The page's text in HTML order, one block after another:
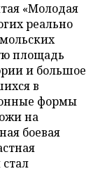
«Молодая
реально
площадь
и большое
в
формы
на
боевая